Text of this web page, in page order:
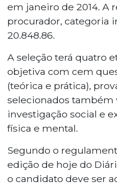
em janeiro de 2014. A
procurador, categoria
20.848.86.
A seleção terá quatro
objetiva com cem
(teórica e prática),
selecionados também
investigação social e
física e mental.
Segundo o
edição de hoje do
o candidato deve ser